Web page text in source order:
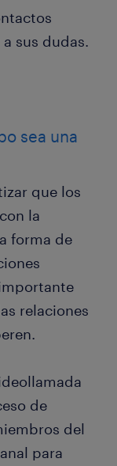
sus dudas.
sea una
que los
la
forma de
relaciones
de
del
para